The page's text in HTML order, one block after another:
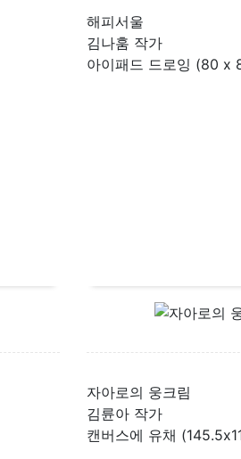
해피서울
김나훔 작가
아이패드 드로잉 (80 x
자아로의 웅크림
김륜아 작가
캔버스에 유채